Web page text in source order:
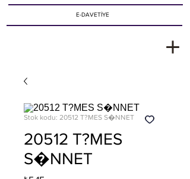
E-DAVETİYE
Stok kodu: 20512 T?MES S�NNET
20512 T?MES
S�NNET